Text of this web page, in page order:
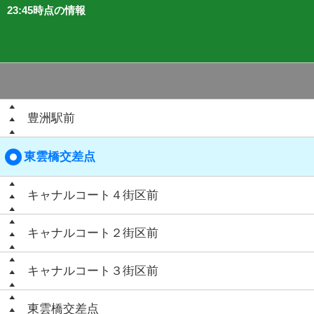
23:45時点の情報
豊洲駅前
東雲橋交差点
キャナルコート４街区前
キャナルコート２街区前
キャナルコート３街区前
東雲橋交差点